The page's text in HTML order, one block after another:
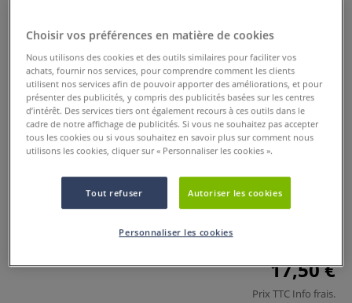
Set 5 marqueurs Verre &
Porcelaine Junior Kreul
Set 5 marqueurs Verre & Porcelaine Kreul pour enfants dès
6 ans. Peinture brillante, fixable au four, résistante au lave-
vaisselle. Set Junior 5 couleurs.
Plus
17,50 €
Prix TTC Info frais.
Choisir vos préférences en matière de cookies
Nous utilisons des cookies et des outils similaires pour faciliter vos
achats, fournir nos services, pour comprendre comment les clients
utilisent nos services afin de pouvoir apporter des améliorations, et pour
présenter des publicités, y compris des publicités basées sur les centres
d’intérêt. Des services tiers ont également recours à ces outils dans le
cadre de notre affichage de publicités. Si vous ne souhaitez pas accepter
tous les cookies ou si vous souhaitez en savoir plus sur comment nous
utilisons les cookies, cliquer sur « Personnaliser les cookies ».
Tout refuser Autoriser les cookies
Personnaliser les cookies